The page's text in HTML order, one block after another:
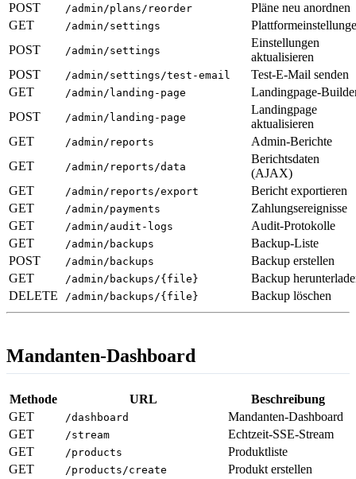
POST
/admin/plans/reorder
Pläne neu anordnen
GET
/admin/settings
POST
/admin/settings
Einstellungen
aktualisieren
POST
/admin/settings/test-email
Test-E-Mail senden
GET
/admin/landing-page
Landingpage-
POST
/admin/landing-page
Landingpage
aktualisieren
GET
/admin/reports
Admin-Berichte
GET
/admin/reports/data
Berichtsdaten
(AJAX)
GET
/admin/reports/export
Bericht exportieren
GET
/admin/payments
Zahlungsereignisse
GET
/admin/audit-logs
Audit-Protokolle
GET
/admin/backups
Backup-Liste
POST
/admin/backups
Backup erstellen
GET
/admin/backups/{file}
Backup
DELETE
/admin/backups/{file} Backup löschen
Mandanten-Dashboard
Methode URL
Beschreibung
GET
/dashboard
Mandanten-Dashboard
GET
/stream
Echtzeit-SSE-Stream
GET
/products
Produktliste
GET
/products/create
Produkt erstellen